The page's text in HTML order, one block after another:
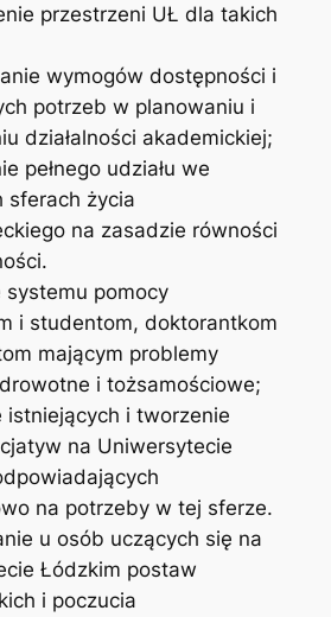
przestrzeni UŁ dla takich
wymogów dostępności i
potrzeb w planowaniu i
działalności akademickiej;
pełnego udziału we
sferach życia
na zasadzie równości
systemu pomocy
i studentom, doktorantkom
mającym problemy
i tożsamościowe;
istniejących i tworzenie
na Uniwersytecie
na potrzeby w tej sferze.
u osób uczących się na
Łódzkim postaw
i poczucia